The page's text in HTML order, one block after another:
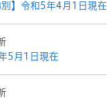
】令和5年4月1日現在
5月1日現在